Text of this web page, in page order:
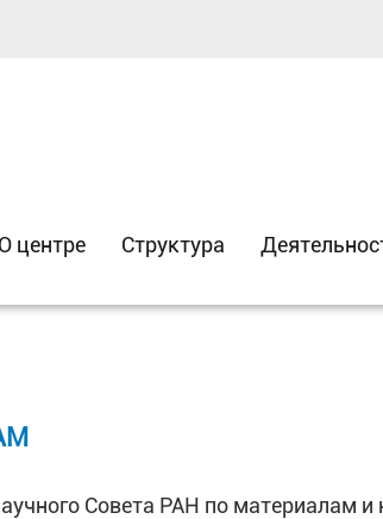
О центре Структура
Совета РАН по материалам